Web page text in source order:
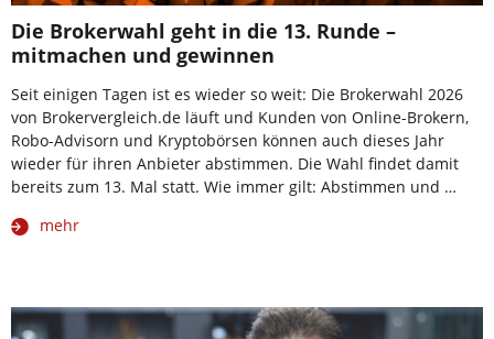
Die Brokerwahl geht in die 13. Runde –
mitmachen und gewinnen
Seit einigen Tagen ist es wieder so weit: Die Brokerwahl 2026
von Brokervergleich.de läuft und Kunden von Online-Brokern,
Robo-Advisorn und Kryptobörsen können auch dieses Jahr
wieder für ihren Anbieter abstimmen. Die Wahl findet damit
bereits zum 13. Mal statt. Wie immer gilt: Abstimmen und …
mehr